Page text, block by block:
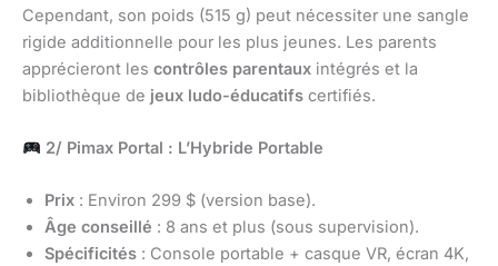
Cependant, son poids (515 g) peut nécessiter une sangle
rigide additionnelle pour les plus jeunes. Les parents
apprécieront les contrôles parentaux intégrés et la
bibliothèque de jeux ludo-éducatifs certifiés.
2/ Pimax Portal : L’Hybride Portable
Prix : Environ 299 $ (version base).
Âge conseillé : 8 ans et plus (sous supervision).
Spécificités : Console portable + casque VR, écran 4K,